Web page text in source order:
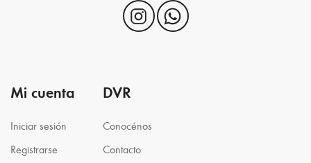
Mi cuenta
Iniciar sesión
Registrarse
DVR
Conocénos
Contacto